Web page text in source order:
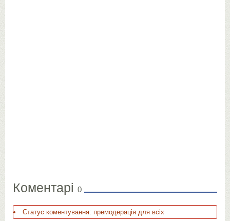
Коментарі 0
Статус коментування: премодерація для всіх